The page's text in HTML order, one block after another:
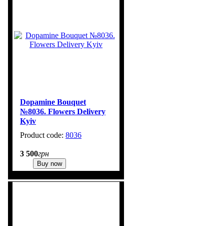
Dopamine Bouquet
№8036. Flowers Delivery
Kyiv
8036
3 500грн
Buy now